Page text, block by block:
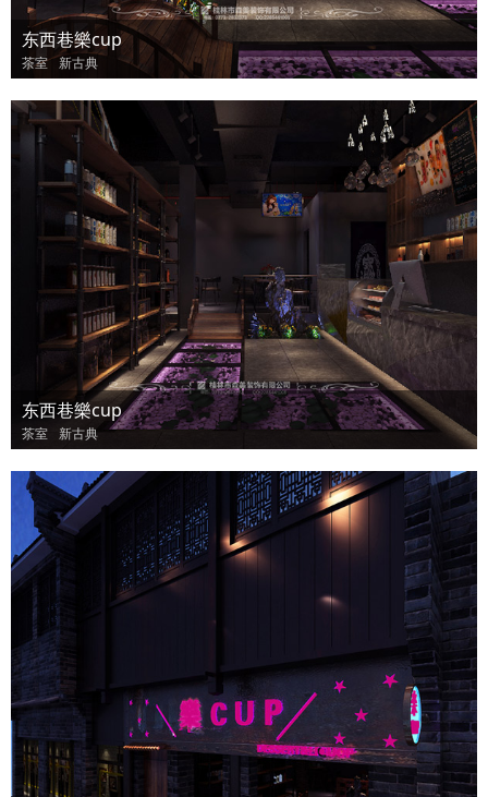
东西巷樂cup
茶室 新古典
东西巷樂cup
茶室 新古典